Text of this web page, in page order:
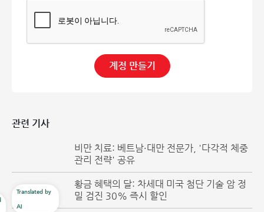
적 동맥관 폐쇄술'을 시행하기로 결정했습니다. 이 방법은 가
슴을 열고 하는 개흉 수술 대신, 카테터를 이용해 혈관을 따라
특수 기구를 삽입하여 동맥관을 막는 최소 침습적 시술입니다.
안전성이 높고 회복이 빠르다는 장점이 있습니다.
"이 시술의 성공은 환자에게 적합한 크기의 폐쇄 장치
장기적인 효과를 보장하는 것이 핵심입니다."
1시간도 채 되지 않아, 홍옥 종합병원 심장 중재 시술팀은 환
자의 동맥관을 완전히 폐쇄하는 데 성공했습니다. 시술 후 초
음파 영상에서는 비정상적인 혈류 흐름이 사라졌고, 장치는 안
정적으로 고정된 것이 확인되었습니다. N.T.N 씨는 증상이 빠
계정 만들기
관련 기사
비만 치료: 베트남·대만 전문가, '다각적 체중
관리 전략' 공유
황금 혜택의 달: 차세대 미국 첨단 기술 암 정
밀 검진 30% 즉시 할인